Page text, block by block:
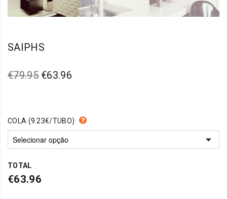
SAIPHS
€79.95 O
era:
€79.95.
€63.96O
é:
COLA (9.23€/TUBO)
TOTAL
€63.96